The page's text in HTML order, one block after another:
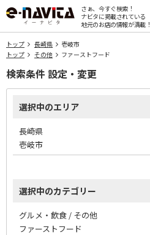
さぁ、今すぐ検索！
ナビタに掲載されている
地元のお店の情報が満載！
トップ 長崎県
壱岐市
トップ
その他 ファーストフード
検索条件 設定・変更
選択中のエリア
長崎県
壱岐市
選択中のカテゴリー
グルメ・飲食 / その他
ファーストフード